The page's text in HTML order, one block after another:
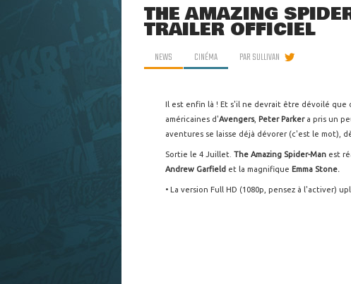
THE AMAZING
TRAILER OFFICIEL
NEWS CINÉMA PARSULLIVAN
Il est enfin là ! Et s'il ne devrait être dévoilé que
américaines d'Avengers, Peter Parkera pris un
aventures se laisse déjà dévorer (c'est le mot),
Sortie le 4 Juillet. The Amazing Spider-Man est
Andrew Garfield et la magnifique Emma Stone.
• La version Full HD (1080p, pensez à l'activer)